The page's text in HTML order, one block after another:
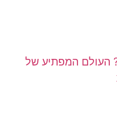
העולם המפתיע של